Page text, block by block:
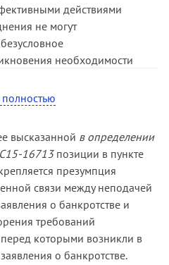
действиями
не могут
необходимости
совместно с
обоснованного
программы по
буровых установок
последним с
на сумму свыше 6 млрд
позволяла погасить
Кроме этого, З.
полностью
высказанной в определении
16713 позиции в пункте
презумпция
связи между неподачей
о банкротстве и
требований
перед которыми возникли в
о банкротстве.